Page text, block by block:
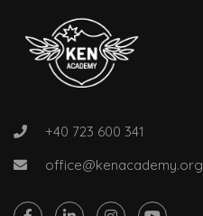
+40 723 600 341
office@kenacademy.org